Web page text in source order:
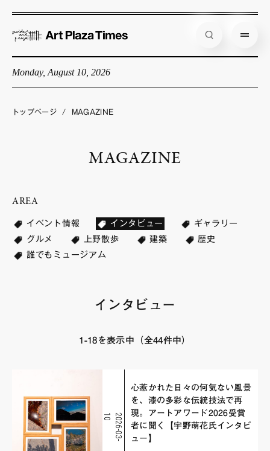
Monday, August 10, 2026
企画展情報
店舗からのお知らせ
公式通販
トップページ / MAGAZINE
MAGAZINE
AREA
イベント情報 インタビュー
ギャラリー
グルメ
上野散歩 建築
歴史
誰でもミュージアム
インタビュー
1-18を表示中（全44件中）
2
0
2
6
-
0
3
-
1
0
心惹かれた日々の何気ない風景
を、漆の多彩な伝統技法で再
現。アートアワード2026受賞
者に聞く【宇野萌花氏インタビ
ュー】